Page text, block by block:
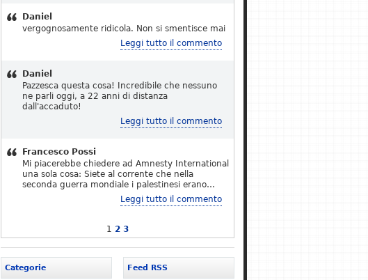
Daniel
vergognosamente ridicola. Non si smentisce mai
Leggi tutto il commento
Daniel
Pazzesca questa cosa! Incredibile che nessuno
ne parli oggi, a 22 anni di distanza
dall'accaduto!
Leggi tutto il commento
Francesco Possi
Mi piacerebbe chiedere ad Amnesty International
una sola cosa: Siete al corrente che nella
seconda guerra mondiale i palestinesi erano…
Leggi tutto il commento
1 2 3
Feed RSS
Categorie